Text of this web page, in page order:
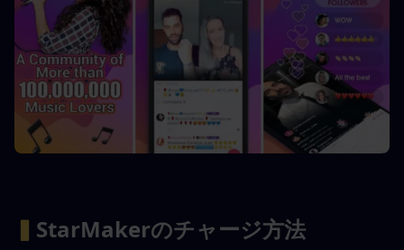
▍ StarMakerのチャージ方法